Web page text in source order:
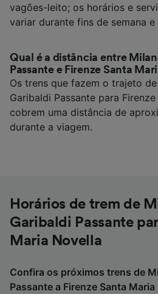
vagões-leito; os horários e
variar durante fins de semana e
Qual é a distância entre
Passante e Firenze Santa
Os trens que fazem o trajeto
Garibaldi Passante para
cobrem uma distância de
durante a viagem.
Horários de trem de
Garibaldi Passante
Maria Novella
Confira os próximos trens de
Passante a Firenze Santa